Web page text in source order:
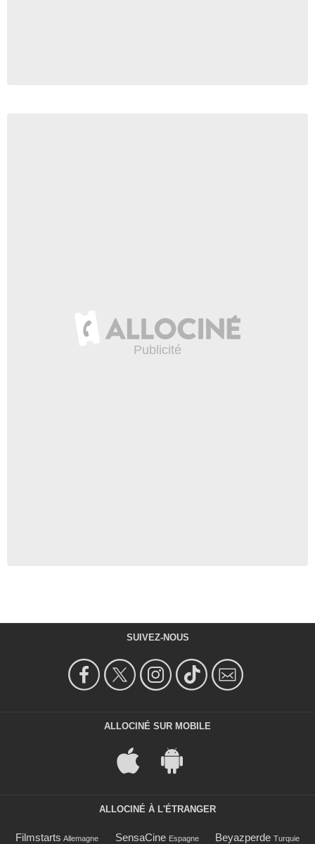
SUIVEZ-NOUS
ALLOCINÉ SUR MOBILE
ALLOCINÉ À L'ÉTRANGER
Filmstarts Allemagne SensaCine Espagne Beyazperde Turquie